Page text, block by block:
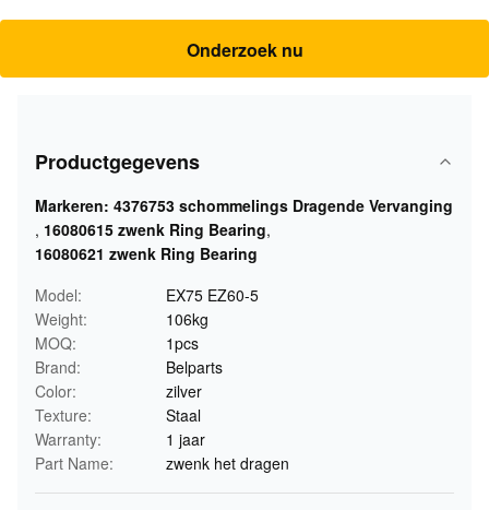
Onderzoek nu
Productgegevens
Markeren: 4376753 schommelings Dragende Vervanging
, 16080615 zwenk Ring Bearing,
16080621 zwenk Ring Bearing
Model:
EX75 EZ60-5
Weight:
106kg
MOQ:
1pcs
Brand:
Belparts
Color:
zilver
Texture:
Staal
Warranty:
1 jaar
Part Name:
zwenk het dragen